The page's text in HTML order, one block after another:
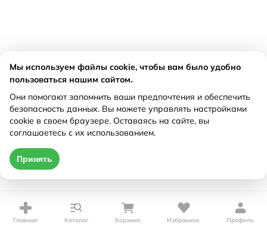
Главная Каталог Корзина Избранное Профиль
Мы используем файлы cookie, чтобы вам было удобно
пользоваться нашим сайтом.
Они помогают запомнить ваши предпочтения и обеспечить
безопасность данных. Вы можете управлять настройками
cookie в своем браузере. Оставаясь на сайте, вы
соглашаетесь с их использованием.
Принять